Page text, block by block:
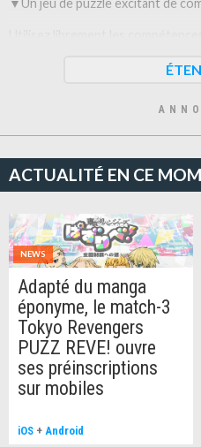
▼Un jeu de puzzle excitant de
Site officiel :
https://global.tokyo-revengers-
Compte officiel Twitter :
▼Avertissement
Cette application est distribuée
ayants droit.
ACTUALITÉ EN CE
NEWS
Adapté du manga
éponyme, le match-3
Tokyo Revengers
PUZZ REVE! ouvre
ses préinscriptions
sur mobiles
iOS + Android